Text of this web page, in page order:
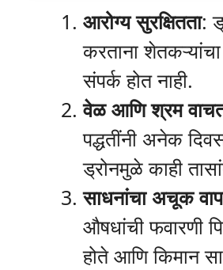
आरोग्य सुरक्षितता:
करताना
संपर्क होत नाही.
वेळ आणि श्रम
पद्धतींनी अनेक
ड्रोनमुळे काही
साधनांचा अचूक
औषधांची फवारणी
होते आणि किमान